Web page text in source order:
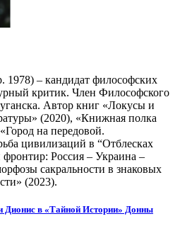
– кандидат философских
критик. Член Философского
Автор книг «Локусы и
(2020), «Книжная полка
на передовой.
цивилизаций в “Отблесках
Россия – Украина –
сакральности в знаковых
(2023).
Дионис в «Тайной Истории» Донны